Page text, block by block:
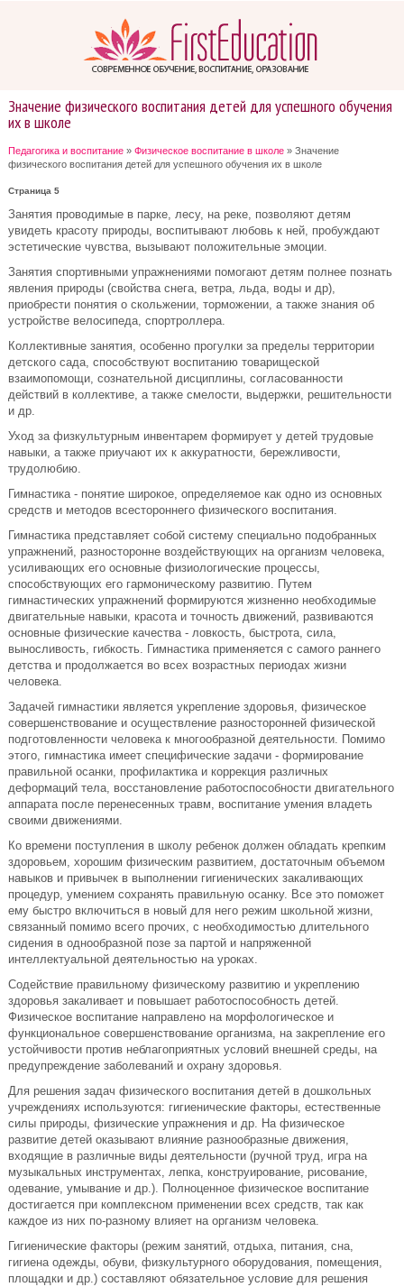
Значение физического воспитания детей для успешного обучения
их в школе
Педагогика и воспитание » Физическое воспитание в школе » Значение
физического воспитания детей для успешного обучения их в школе
Страница 5
Занятия проводимые в парке, лесу, на реке, позволяют детям
увидеть красоту природы, воспитывают любовь к ней, пробуждают
эстетические чувства, вызывают положительные эмоции.
Занятия спортивными упражнениями помогают детям полнее познать
явления природы (свойства снега, ветра, льда, воды и др),
приобрести понятия о скольжении, торможении, а также знания об
устройстве велосипеда, спортроллера.
Коллективные занятия, особенно прогулки за пределы территории
детского сада, способствуют воспитанию товарищеской
взаимопомощи, сознательной дисциплины, согласованности
действий в коллективе, а также смелости, выдержки, решительности
и др.
Уход за физкультурным инвентарем формирует у детей трудовые
навыки, а также приучают их к аккуратности, бережливости,
трудолюбию.
Гимнастика - понятие широкое, определяемое как одно из основных
средств и методов всестороннего физического воспитания.
Гимнастика представляет собой систему специально подобранных
упражнений, разносторонне воздействующих на организм человека,
усиливающих его основные физиологические процессы,
способствующих его гармоническому развитию. Путем
гимнастических упражнений формируются жизненно необходимые
двигательные навыки, красота и точность движений, развиваются
основные физические качества - ловкость, быстрота, сила,
выносливость, гибкость. Гимнастика применяется с самого раннего
детства и продолжается во всех возрастных периодах жизни
человека.
Задачей гимнастики является укрепление здоровья, физическое
совершенствование и осуществление разносторонней физической
подготовленности человека к многообразной деятельности. Помимо
этого, гимнастика имеет специфические задачи - формирование
правильной осанки, профилактика и коррекция различных
деформаций тела, восстановление работоспособности двигательного
аппарата после перенесенных травм, воспитание умения владеть
своими движениями.
Ко времени поступления в школу ребенок должен обладать крепким
здоровьем, хорошим физическим развитием, достаточным объемом
навыков и привычек в выполнении гигиенических закаливающих
процедур, умением сохранять правильную осанку. Все это поможет
ему быстро включиться в новый для него режим школьной жизни,
связанный помимо всего прочих, с необходимостью длительного
сидения в однообразной позе за партой и напряженной
интеллектуальной деятельностью на уроках.
Содействие правильному физическому развитию и укреплению
здоровья закаливает и повышает работоспособность детей.
Физическое воспитание направлено на морфологическое и
функциональное совершенствование организма, на закрепление его
устойчивости против неблагоприятных условий внешней среды, на
предупреждение заболеваний и охрану здоровья.
Для решения задач физического воспитания детей в дошкольных
учреждениях используются: гигиенические факторы, естественные
силы природы, физические упражнения и др. На физическое
развитие детей оказывают влияние разнообразные движения,
входящие в различные виды деятельности (ручной труд, игра на
музыкальных инструментах, лепка, конструирование, рисование,
одевание, умывание и др.). Полноценное физическое воспитание
достигается при комплексном применении всех средств, так как
каждое из них по-разному влияет на организм человека.
Гигиенические факторы (режим занятий, отдыха, питания, сна,
гигиена одежды, обуви, физкультурного оборудования, помещения,
площадки и др.) составляют обязательное условие для решения